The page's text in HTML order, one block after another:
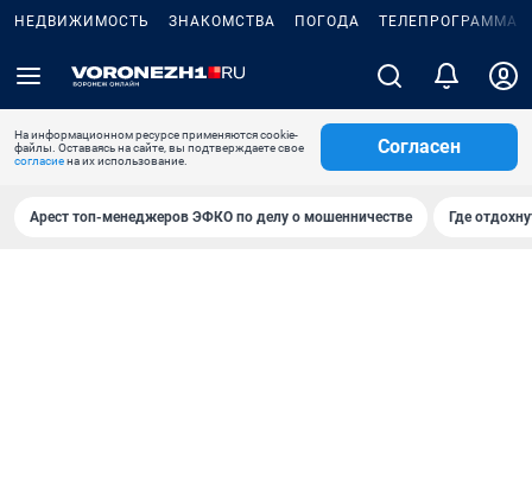
НЕДВИЖИМОСТЬ ЗНАКОМСТВА ПОГОДА ТЕЛЕПРОГРАММА
На информационном ресурсе применяются cookie-
файлы. Оставаясь на сайте, вы подтверждаете свое
согласиена их использование.
Согласен
Арест топ-менеджеров ЭФКО по делу о мошенничестве Где